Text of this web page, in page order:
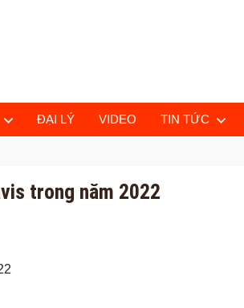
ĐẠI LÝ VIDEO TIN TỨC
trong năm 2022